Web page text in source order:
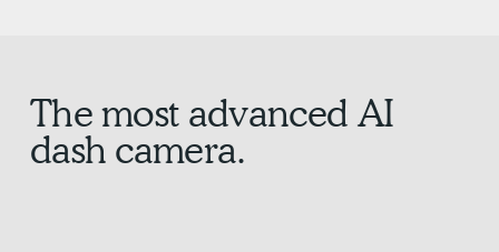
The most advanced AI
dash camera.